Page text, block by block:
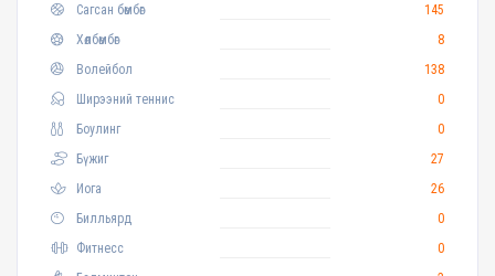
Сагсан бөмбөг
145
Хөлбөмбөг
8
Волейбол
138
Ширээний теннис
0
Боулинг
0
Бүжиг
27
Иога
26
Билльярд
0
Фитнесс
0